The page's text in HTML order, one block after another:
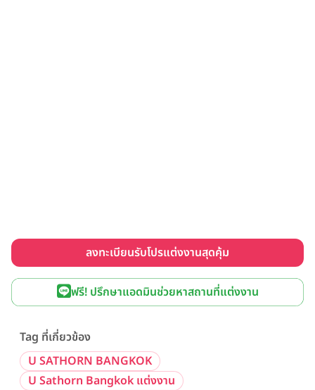
ลงทะเบียนรับโปรแต่งงานสุดคุ้ม
ฟรี! ปรึกษาแอดมินช่วยหาสถานที่แต่งงาน
Tag ที่เกี่ยวข้อง
U SATHORN BANGKOK
U Sathorn Bangkok แต่งงาน